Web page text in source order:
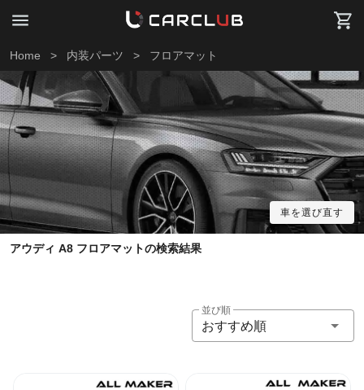
Home > 内装パーツ > フロアマット
車を選び直す
アウディ A8 フロアマットの検索結果
並び順
おすすめ順